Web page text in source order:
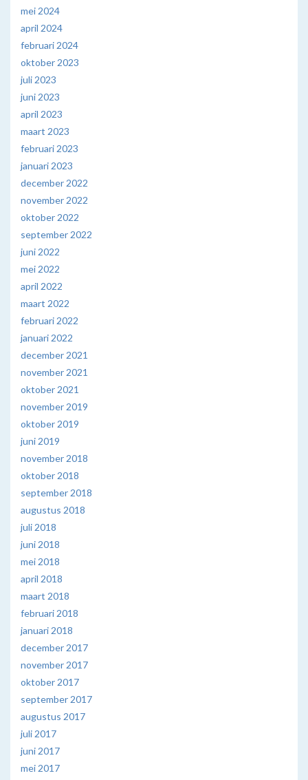
mei 2024
april 2024
februari 2024
oktober 2023
juli 2023
juni 2023
april 2023
maart 2023
februari 2023
januari 2023
december 2022
november 2022
oktober 2022
september 2022
juni 2022
mei 2022
april 2022
maart 2022
februari 2022
januari 2022
december 2021
november 2021
oktober 2021
november 2019
oktober 2019
juni 2019
november 2018
oktober 2018
september 2018
augustus 2018
juli 2018
juni 2018
mei 2018
april 2018
maart 2018
februari 2018
januari 2018
december 2017
november 2017
oktober 2017
september 2017
augustus 2017
juli 2017
juni 2017
mei 2017